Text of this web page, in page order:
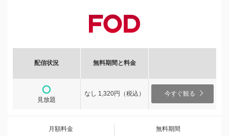
配信状況 無料期間と料金
見放題
なし 1,320円（税込） 今すぐ観る
月額料金 無料期間